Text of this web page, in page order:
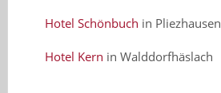
Hotel Schönbuch in Pliezhausen
Hotel Kern in Walddorfhäslach